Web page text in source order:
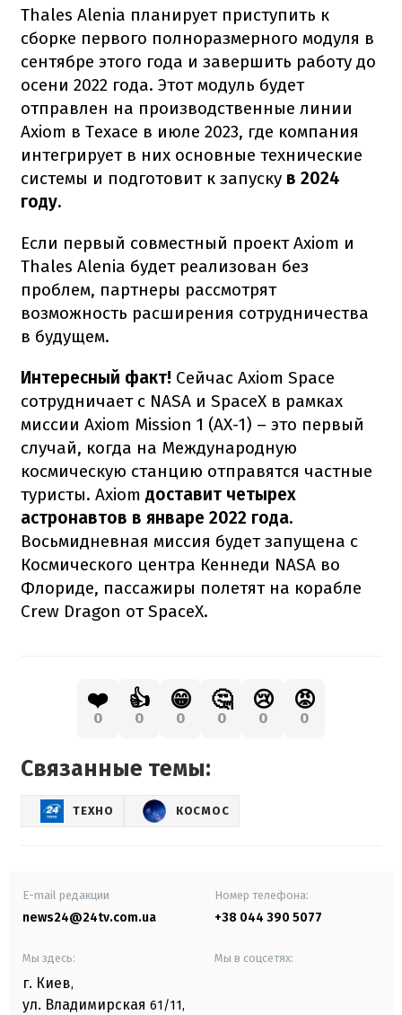
Thales Alenia планирует приступить к
сборке первого полноразмерного модуля в
сентябре этого года и завершить работу до
осени 2022 года. Этот модуль будет
отправлен на производственные линии
Axiom в Техасе в июле 2023, где компания
интегрирует в них основные технические
системы и подготовит к запуску в 2024
году.
Если первый совместный проект Axiom и
Thales Alenia будет реализован без
проблем, партнеры рассмотрят
возможность расширения сотрудничества
в будущем.
Интересный факт! Сейчас Axiom Space
сотрудничает с NASA и SpaceX в рамках
миссии Axiom Mission 1 (AX-1) – это первый
случай, когда на Международную
космическую станцию ​​отправятся частные
туристы. Axiom доставит четырех
астронавтов в январе 2022 года.
Восьмидневная миссия будет запущена с
Космического центра Кеннеди NASA во
Флориде, пассажиры полетят на корабле
Crew Dragon от SpaceX.
❤️
0
👍
0
😁
0
🤔
0
😢
0
😡
0
Связанные темы:
ТЕХНО КОСМОС
E-mail редакции
news24@24tv.com.ua
Номер телефона:
+38 044 390 5077
Мы здесь:
г. Киев,
ул. Владимирская 61/11,
Мы в соцсетях: